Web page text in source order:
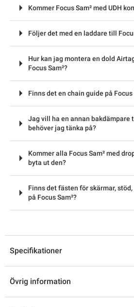
Kommer Focus Sam² med UDH
Följer det med en laddare till
Hur kan jag montera en dold
Focus Sam²?
Finns det en chain guide på Focus
Jag vill ha en annan bakdämpare
behöver jag tänka på?
Kommer alla Focus Sam² med
byta ut den?
Finns det fästen för skärmar,
på Focus Sam²?
Specifikationer
Övrig information